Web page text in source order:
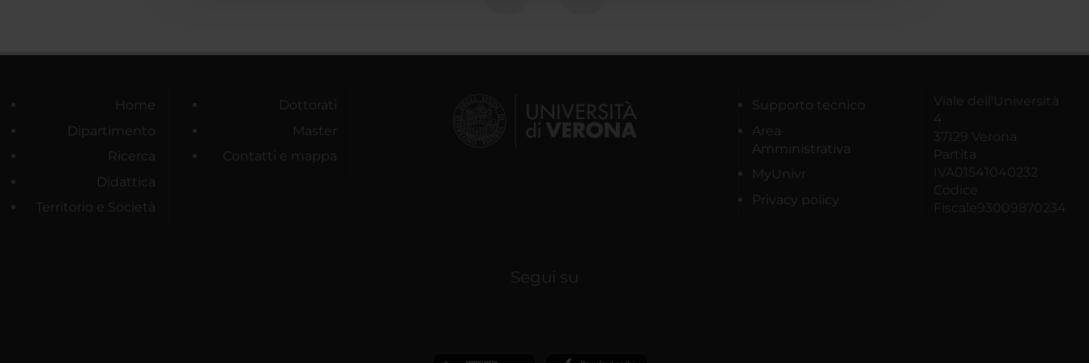
Home
Dipartimento
Ricerca
Didattica
Territorio e Società
Dottorati
Master
Contatti e mappa
Supporto tecnico
Area
Amministrativa
MyUnivr
Privacy policy
Viale dell'Università
4
37129 Verona
Partita
IVA01541040232
Codice
Fiscale93009870234
Segui su